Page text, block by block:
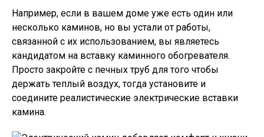
Например, если в вашем доме уже есть один или
несколько каминов, но вы устали от работы,
связанной с их использованием, вы являетесь
кандидатом на вставку каминного обогревателя.
Просто закройте с печных труб для того чтобы
держать теплый воздух, тогда установите и
соедините реалистические электрические вставки
камина.